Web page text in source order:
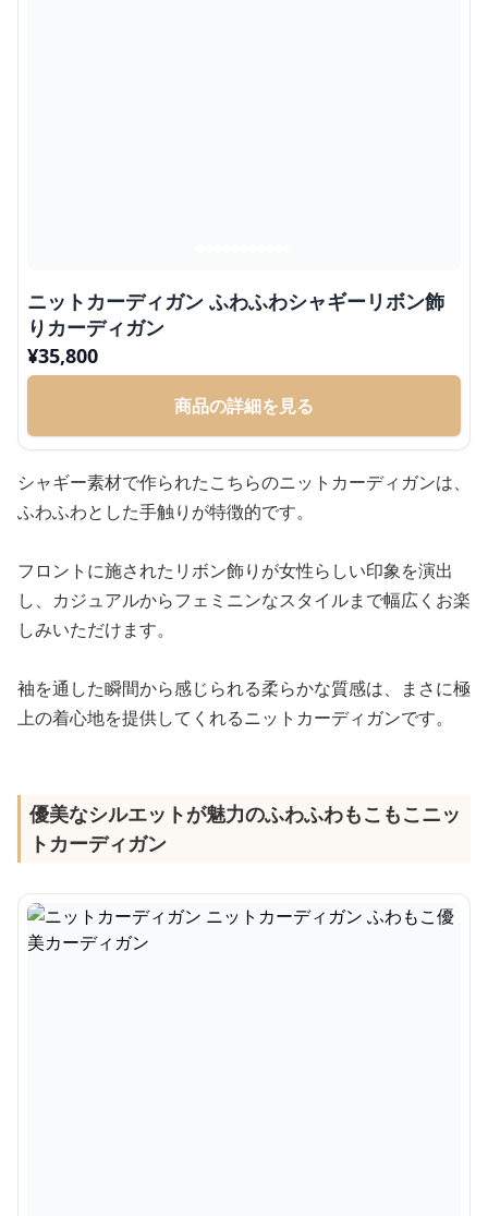
ニットカーディガン ふわふわシャギーリボン飾
りカーディガン
¥35,800
商品の詳細を見る
シャギー素材で作られたこちらのニットカーディガンは、
ふわふわとした手触りが特徴的です。
フロントに施されたリボン飾りが女性らしい印象を演出
し、カジュアルからフェミニンなスタイルまで幅広くお楽
しみいただけます。
袖を通した瞬間から感じられる柔らかな質感は、まさに極
上の着心地を提供してくれるニットカーディガンです。
優美なシルエットが魅力のふわふわもこもこニッ
トカーディガン